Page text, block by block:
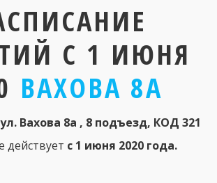
С 1 ИЮНЯ
ВАХОВА 8А
Вахова 8а , 8 подъезд, КОД 321
действует с 1 июня 2020 года.